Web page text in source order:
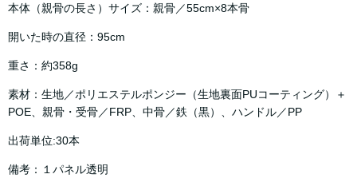
本体（親骨の長さ）サイズ：親骨／55cm×8本骨
開いた時の直径：95cm
重さ：約358g
素材：生地／ポリエステルポンジー（生地裏面PUコーティング）＋
POE、親骨・受骨／FRP、中骨／鉄（黒）、ハンドル／PP
出荷単位:30本
備考：１パネル透明